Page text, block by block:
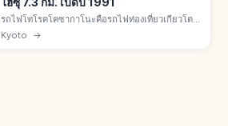
โฮซุ 7.3 กม. เปิดปี 1991
รถไฟโทโรคโคซากาโนะคือรถไฟท่องเที่ยวเกียวโต
โทโรคโคซากะ-โทโรคโคคาเมโอกะ 7.3 กม. เปิดปี
1991 ใช้รางเก่า JR สายซันอิน มี 5 ตู้ โดยตู้ที่ 5 เปิด
Kyoto →